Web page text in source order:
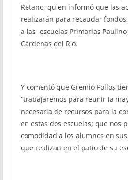
Retano, quien informó que las
realizarán para recaudar
a las escuelas Primarias
Cárdenas del Río.
Y comentó que Gremio Pollos
“trabajaremos para reunir la
necesaria de recursos para la
en estas dos escuelas; que nos
comodidad a los alumnos en
que realizan en el patio de su